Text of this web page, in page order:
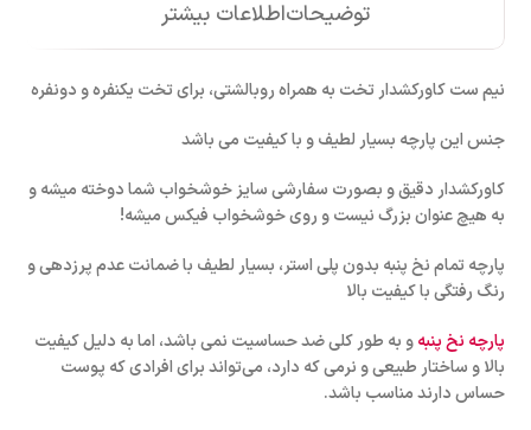
توضیحاتاطلاعات بیشتر
نیم ست کاورکشدار تخت به همراه روبالشتی، برای تخت یکنفره و دونفره
جنس این پارچه بسیار لطیف و با کیفیت می باشد
کاورکشدار دقیق و بصورت سفارشی سایز خوشخواب شما دوخته میشه و
به هیچ عنوان بزرگ نیست و روی خوشخواب فیکس میشه!
پارچه تمام نخ پنبه بدون پلی استر، بسیار لطیف با ضمانت عدم پرزدهی و
رنگ رفتگی با کیفیت بالا
پارچه نخ پنبهو به طور کلی ضد حساسیت نمی باشد، اما به دلیل کیفیت
بالا و ساختار طبیعی و نرمی که دارد، می‌تواند برای افرادی که پوست
حساس دارند مناسب باشد.